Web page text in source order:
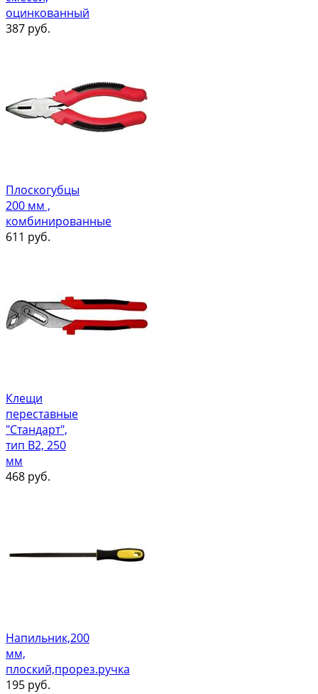
оцинкованный
387 руб.
Плоскогубцы
200 мм ,
комбинированные
611 руб.
Клещи
переставные
"Стандарт",
тип В2, 250
мм
468 руб.
Напильник,200
мм,
плоский,прорез.ручка
195 руб.